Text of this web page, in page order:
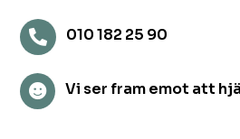
 010 182 25 90
 Vi ser fram emot att